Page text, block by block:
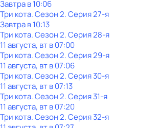
Завтра в 10:06
Три кота. Сезон 2. Серия 27-я
Завтра в 10:13
Три кота. Сезон 2. Серия 28-я
11 августа, вт в 07:00
Три кота. Сезон 2. Серия 29-я
11 августа, вт в 07:06
Три кота. Сезон 2. Серия 30-я
11 августа, вт в 07:13
Три кота. Сезон 2. Серия 31-я
11 августа, вт в 07:20
Три кота. Сезон 2. Серия 32-я